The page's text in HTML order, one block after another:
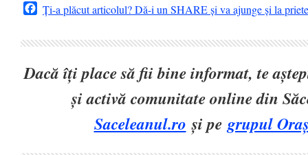
Facebook
Ți-a plăcut articolul? Dă-i un SHARE și va ajunge și la
Dacă îți place să fii bine informat, te
și activă comunitate online din
Saceleanul.ro și pegrupul